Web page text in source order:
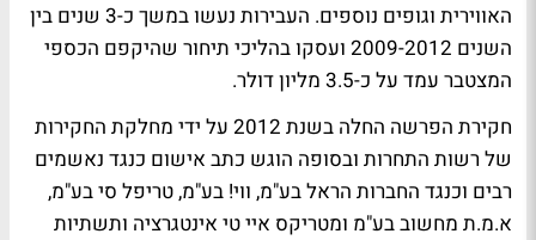
האווירית וגופים נוספים. העבירות נעשו במשך כ-3 שנים בין
השנים 2009-2012 ועסקו בהליכי תיחור שהיקפם הכספי
המצטבר עמד על כ-3.5 מליון דולר.
חקירת הפרשה החלה בשנת 2012 על ידי מחלקת החקירות
של רשות התחרות ובסופה הוגש כתב אישום כנגד נאשמים
רבים וכנגד החברות הראל בע"מ, ווי! בע"מ, טריפל סי בע"מ,
א.מ.ת מחשוב בע"מ ומטריקס איי טי אינטגרציה ותשתיות